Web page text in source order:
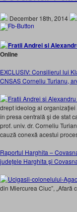
December 18th, 2014
Online
EXCLUSIV: Consilierul lui
CNSAS Corneliu Turianu,
drept ideolog al organizaţiei
în presa centrală şi de stat
prof. univ. dr. Corneliu
cauză conexă acestui
Raportul Harghita –
judeţele Harghita şi
din Miercurea Ciuc”, „Afară